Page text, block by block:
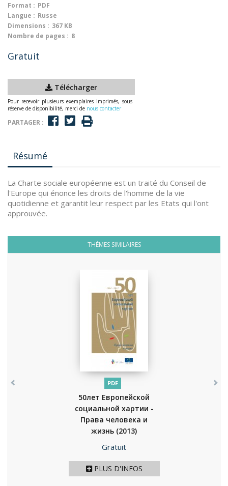
Format : PDF
Langue : Russe
Dimensions : 367 KB
Nombre de pages : 8
Gratuit
Télécharger
Pour recevoir plusieurs exemplaires imprimés, sous
réserve de disponibilité, merci de nous contacter
PARTAGER :
Résumé
La Charte sociale européenne est un traité du Conseil de
l'Europe qui énonce les droits de l'homme de la vie
quotidienne et garantit leur respect par les Etats qui l'ont
approuvée.
THÈMES SIMILAIRES
PDF
50лет Европейской
социальной хартии -
Права человека и
жизнь (2013)
Prix
Gratuit
PLUS D'INFOS